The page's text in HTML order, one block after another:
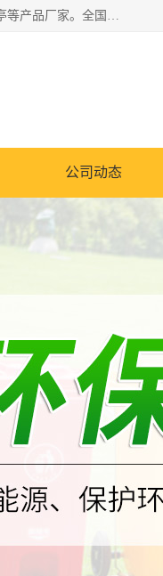
苏州多麦公共设施有限公司是一家苏州垃圾桶厂家，主营：塑料垃圾桶、分类果皮箱、户外园林椅、保安岗亭等产品厂家。全国统一热线电话：17105580222。公司组建完善的团队。设计人员，能根据客户要求，提供适合的设计方案，来满足客户的需求。
公司动态